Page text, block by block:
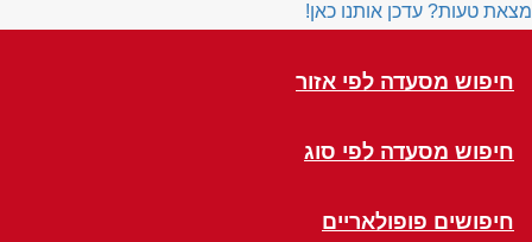
מצאת טעות? עדכן אותנו כאן!
חיפוש מסעדה לפי אזור
חיפוש מסעדה לפי סוג
חיפושים פופולאריים